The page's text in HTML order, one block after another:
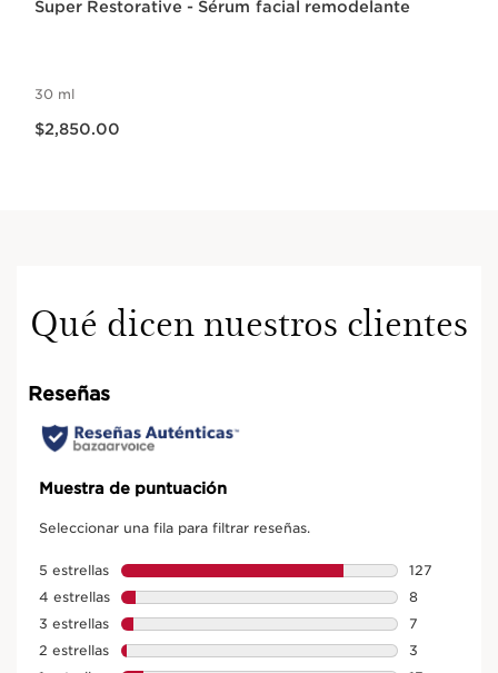
Super Restorative - Sérum facial remodelante
30 ml
$2,850.00
Qué dicen nuestros clientes